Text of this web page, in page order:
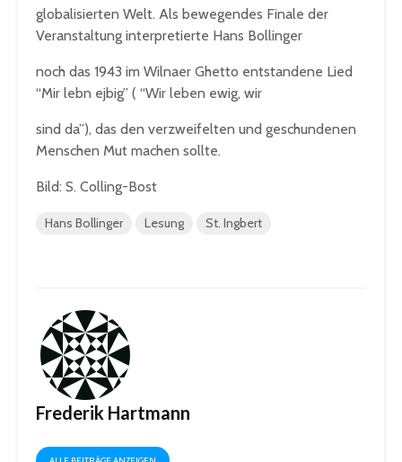
globalisierten Welt. Als bewegendes Finale der
Veranstaltung interpretierte Hans Bollinger
noch das 1943 im Wilnaer Ghetto entstandene Lied
“Mir lebn ejbig” ( “Wir leben ewig, wir
sind da”), das den verzweifelten und geschundenen
Menschen Mut machen sollte.
Bild: S. Colling-Bost
Hans Bollinger Lesung St. Ingbert
Frederik Hartmann